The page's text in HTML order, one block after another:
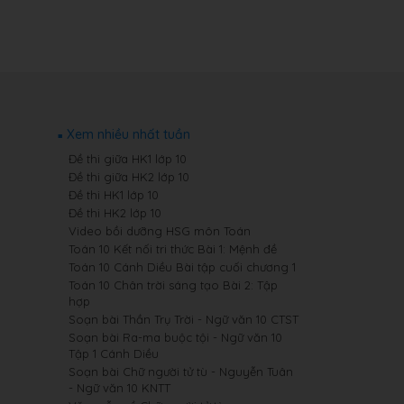
Xem nhiều nhất tuần
Đề thi giữa HK1 lớp 10
Đề thi giữa HK2 lớp 10
Đề thi HK1 lớp 10
Đề thi HK2 lớp 10
Video bồi dưỡng HSG môn Toán
Toán 10 Kết nối tri thức Bài 1: Mệnh đề
Toán 10 Cánh Diều Bài tập cuối chương 1
Toán 10 Chân trời sáng tạo Bài 2: Tập
hợp
Soạn bài Thần Trụ Trời - Ngữ văn 10 CTST
Soạn bài Ra-ma buộc tội - Ngữ văn 10
Tập 1 Cánh Diều
Soạn bài Chữ người tử tù - Nguyễn Tuân
- Ngữ văn 10 KNTT